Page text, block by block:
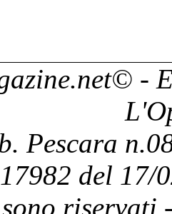
© -
Pescara
del 17/
riservati